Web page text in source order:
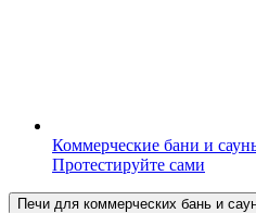
Коммерческие бани и
Протестируйте сами
Печи для коммерческих бань и